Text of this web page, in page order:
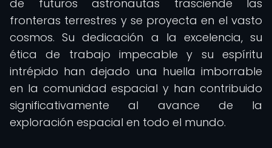
de futuros astronautas trasciende las
fronteras terrestres y se proyecta en el vasto
cosmos. Su dedicación a la excelencia, su
ética de trabajo impecable y su espíritu
intrépido han dejado una huella imborrable
en la comunidad espacial y han contribuido
significativamente al avance de la
exploración espacial en todo el mundo.